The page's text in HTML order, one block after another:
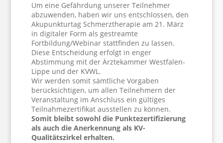
Um eine Gefährdung unserer Teilnehmer
abzuwenden, haben wir uns entschlossen, den
Akupunkturtag Schmerztherapie am 21. März
in digitaler Form als gestreamte
Fortbildung/Webinar stattfinden zu lassen.
Diese Entscheidung erfolgt in enger
Abstimmung mit der Ärztekammer Westfalen-
Lippe und der KVWL.
Wir werden somit sämtliche Vorgaben
berücksichtigen, um allen Teilnehmern der
Veranstaltung im Anschluss ein gültiges
Teilnahmezertifikat ausstellen zu können.
Somit bleibt sowohl die Punktezertifizierung
als auch die Anerkennung als KV-
Qualitätszirkel erhalten.